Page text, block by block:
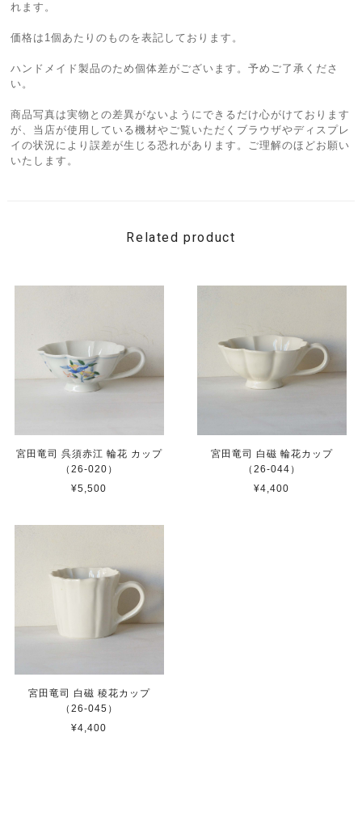
れます。
価格は1個あたりのものを表記しております。
ハンドメイド製品のため個体差がございます。予めご了承くださ
い。
商品写真は実物との差異がないようにできるだけ心がけております
が、当店が使用している機材やご覧いただくブラウザやディスプレ
イの状況により誤差が生じる恐れがあります。ご理解のほどお願い
いたします。
Related product
宮田竜司 呉須赤江 輪花 カップ
（26-020）
¥5,500
宮田竜司 白磁 輪花カップ
（26-044）
¥4,400
宮田竜司 白磁 稜花カップ
（26-045）
¥4,400